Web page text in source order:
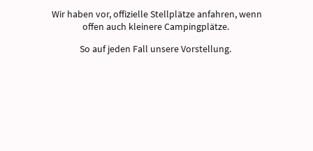
Wir haben vor, offizielle Stellplätze anfahren, wenn
offen auch kleinere Campingplätze.
So auf jeden Fall unsere Vorstellung.